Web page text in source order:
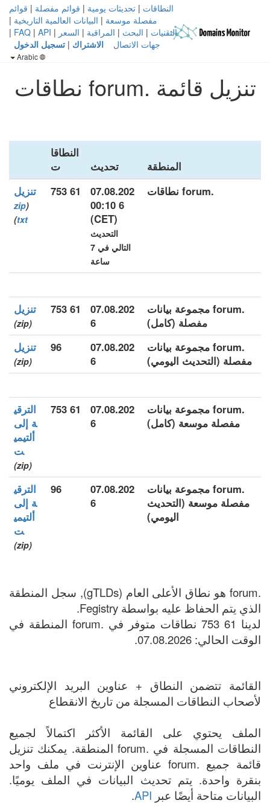
النطاقات | تحديثات يومية | قوائم مفصلة | قوائم
مفصلة موسعة | البيانات العالمية التاريخية |
التقنيات | البحث | المراقبة | السعر |
FAQ | API
|
جهات الاتصال
الاشتراك | تسجيل الدخول
تنزيل قائمة .forum نطاقات
المنطقة تحديث
النطاقا
ت
.forum نطاقات
07.08.202
6 00:10
(CET)
التحديث
التالي في 7
ساعة
61 753 تنزيل
(
zip
txt
)
.forum مجموعة بيانات
مفصلة (كامل)
07.08.202
6
61 753 تنزيل
(zip)
.forum مجموعة بيانات
مفصلة (التحديث اليومي)
07.08.202
6
96 تنزيل
(zip)
.forum مجموعة بيانات
مفصلة موسعة (كامل)
07.08.202
6
61 753
الترقي
ة إلى
ألتيمي
ت
(zip)
.forum مجموعة بيانات
مفصلة موسعة (التحديث
اليومي)
07.08.202
6
96
الترقي
ة إلى
ألتيمي
ت
(zip)
.forum هو نطاق الأعلى العام (gTLDs), سجل المنطقة
الذي يتم الحفاظ عليه بواسطة Fegistry.
لدينا 61 753 نطاقات متوفر في .forum المنطقة في
الوقت الحالي: 07.08.2026.
القائمة تتضمن النطاق + عناوين البريد الإلكتروني
لأصحاب النطاقات المسجلة من تاريخ الانقطاع
الملف يحتوي على القائمة الأكثر اكتمالاً لجميع
النطاقات المسجلة في .forum المنطقة. يمكنك تنزيل
قائمة جميع .forum عناوين الإنترنت في ملف واحد
بنقرة واحدة. يتم تحديث البيانات في الملف يوميًا.
البيانات متاحة أيضًا عبر API
.